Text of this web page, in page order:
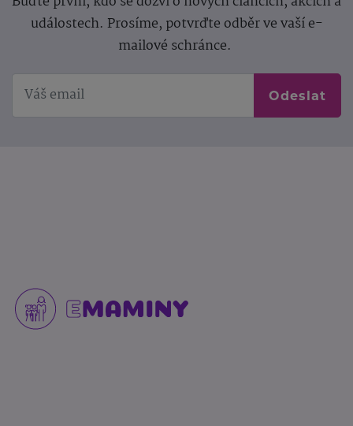
událostech. Prosíme, potvrďte odběr ve vaší e-
mailové schránce.
Odeslat